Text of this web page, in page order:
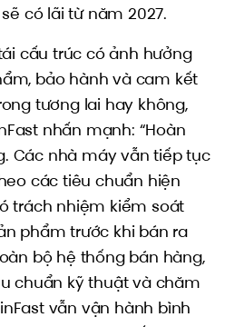
có lãi từ năm 2027.
cấu trúc có ảnh hưởng
bảo hành và cam kết
tương lai hay không,
nhấn mạnh: “Hoàn
Các nhà máy vẫn tiếp tục
các tiêu chuẩn hiện
trách nhiệm kiểm soát
phẩm trước khi bán ra
bộ hệ thống bán hàng,
chuẩn kỹ thuật và chăm
vẫn vận hành bình